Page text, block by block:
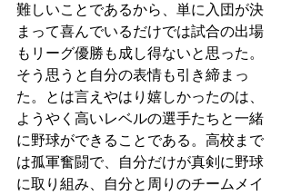
難しいことであるから、単に入団が決
まって喜んでいるだけでは試合の出場
もリーグ優勝も成し得ないと思った。
そう思うと自分の表情も引き締まっ
た。とは言えやはり嬉しかったのは、
ようやく高いレベルの選手たちと一緒
に野球ができることである。高校まで
は孤軍奮闘で、自分だけが真剣に野球
に取り組み、自分と周りのチームメイ